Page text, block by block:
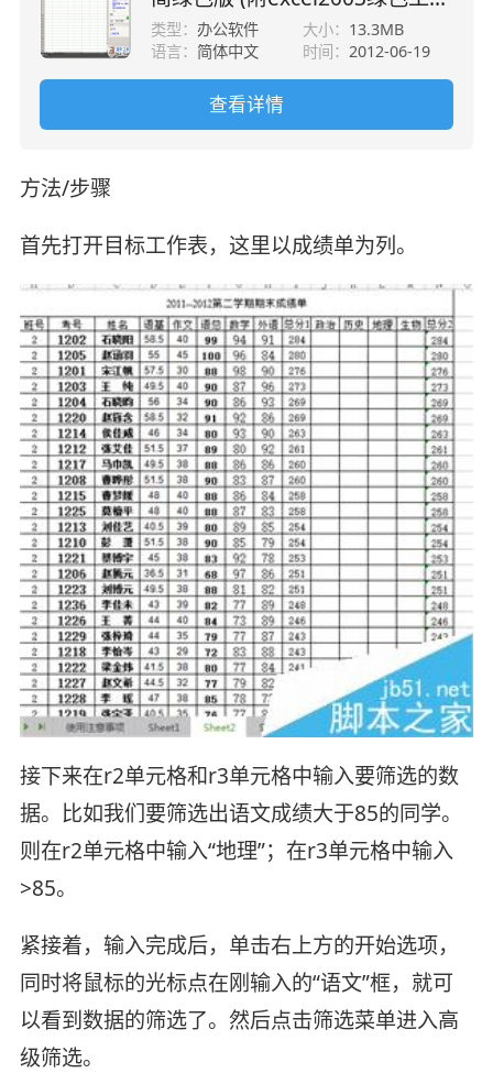
具)
类型：办公软件 大小： 13.3MB
语言： 简体中文 时间： 2012-06-19
查看详情
方法/步骤
首先打开目标工作表，这里以成绩单为列。
接下来在r2单元格和r3单元格中输入要筛选的数
据。比如我们要筛选出语文成绩大于85的同学。
则在r2单元格中输入“地理”；在r3单元格中输入
>85。
紧接着，输入完成后，单击右上方的开始选项，
同时将鼠标的光标点在刚输入的“语文”框，就可
以看到数据的筛选了。然后点击筛选菜单进入高
级筛选。